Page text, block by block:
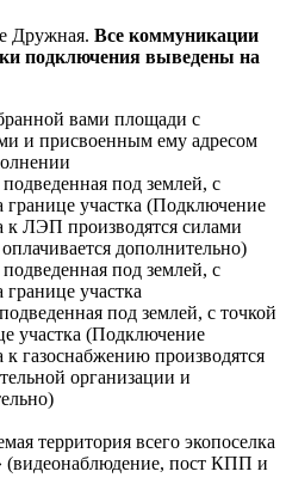
Дружная. Все коммуникации
подключения выведены на
вами площади с
и присвоенным ему адресом
под землей, с
границе участка (Подключение
к ЛЭП производятся силами
дополнительно)
под землей, с
участка
под землей, с точкой
участка (Подключение
к газоснабжению производятся
организации и
территория всего экопоселка
(видеонаблюдение, пост КПП и